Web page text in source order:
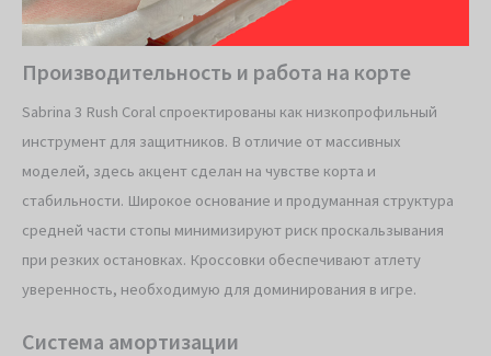
Производительность и работа на корте
Sabrina 3 Rush Coral спроектированы как низкопрофильный
инструмент для защитников. В отличие от массивных
моделей, здесь акцент сделан на чувстве корта и
стабильности. Широкое основание и продуманная структура
средней части стопы минимизируют риск проскальзывания
при резких остановках. Кроссовки обеспечивают атлету
уверенность, необходимую для доминирования в игре.
Система амортизации